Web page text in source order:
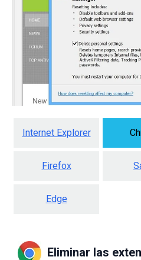
Internet Explorer
Firefox
Edge
Eliminar las